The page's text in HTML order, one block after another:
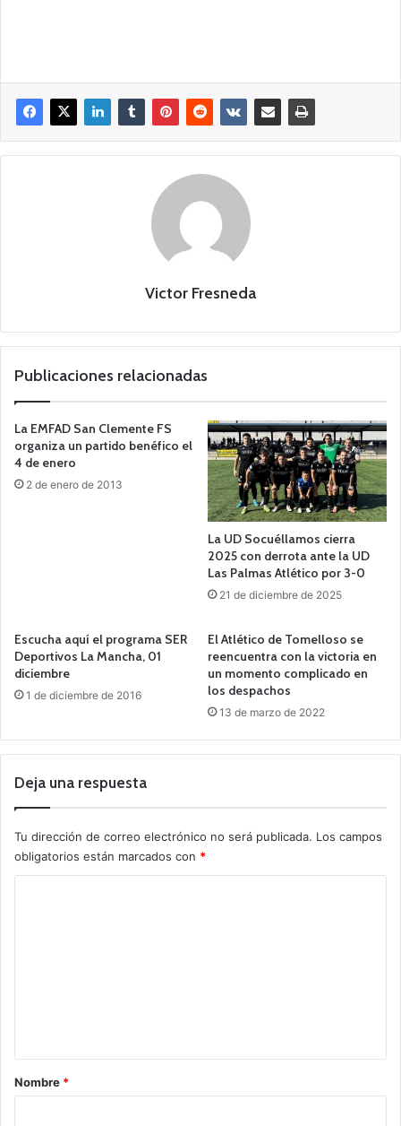
Victor Fresneda
Publicaciones relacionadas
La EMFAD San Clemente FS
organiza un partido benéfico el
4 de enero
2 de enero de 2013
La UD Socuéllamos cierra
2025 con derrota ante la UD
Las Palmas Atlético por 3-0
21 de diciembre de 2025
Escucha aquí el programa SER
Deportivos La Mancha, 01
diciembre
1 de diciembre de 2016
El Atlético de Tomelloso se
reencuentra con la victoria en
un momento complicado en
los despachos
13 de marzo de 2022
Deja una respuesta
Tu dirección de correo electrónico no será publicada. Los campos
obligatorios están marcados con *
rNombre *